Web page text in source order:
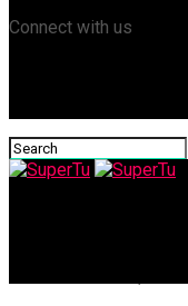
Connect with us